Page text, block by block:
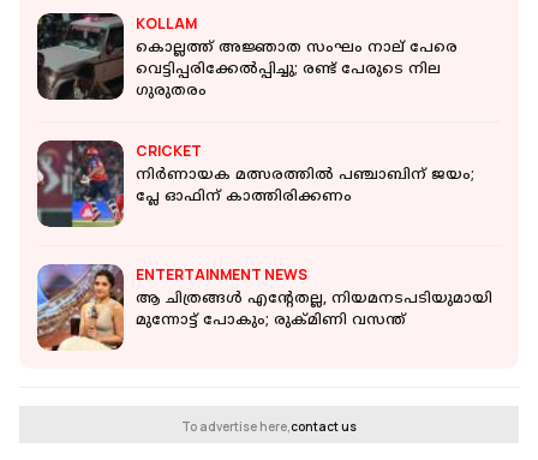
KOLLAM
കൊല്ലത്ത് അജ്ഞാത സംഘം നാല് പേരെ
വെട്ടിപ്പരിക്കേൽപ്പിച്ചു; രണ്ട് പേരുടെ നില ​
ഗുരുതരം
CRICKET
നിർണായക മത്സരത്തിൽ പഞ്ചാബിന് ജയം;
പ്ലേ ഓഫിന് കാത്തിരിക്കണം
ENTERTAINMENT NEWS
ആ ചിത്രങ്ങള്‍ എന്റേതല്ല, നിയമനടപടിയുമായി
മുന്നോട്ട് പോകും; രുക്മിണി വസന്ത്
To advertise here,contact us